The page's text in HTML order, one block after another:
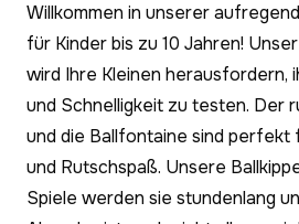
Willkommen in unserer
für Kinder bis zu 10 Jahren!
wird Ihre Kleinen herausfordern,
und Schnelligkeit zu testen. Der
und die Ballfontaine sind perfekt
und Rutschspaß. Unsere
Spiele werden sie stundenlang